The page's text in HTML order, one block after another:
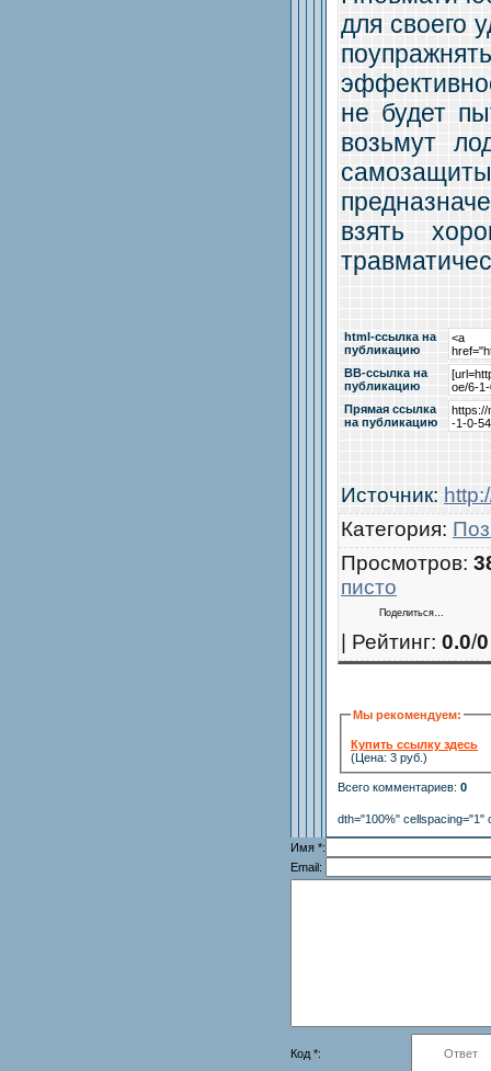
для своего
не будет
возьмут
взять
html-cсылка на
публикацию
BB-cсылка на
публикацию
Прямая ссылка
на публикацию
Источник:
Категория:
Просмотров:
писто
Поделиться…
| Рейтинг: 0.0/0
Мы рекомендуем:
Купить ссылку здесь
(Цена: 3 руб.)
Всего комментариев: 0
dth="100%" cellspacing="1"
Имя *:
Email:
Код *: